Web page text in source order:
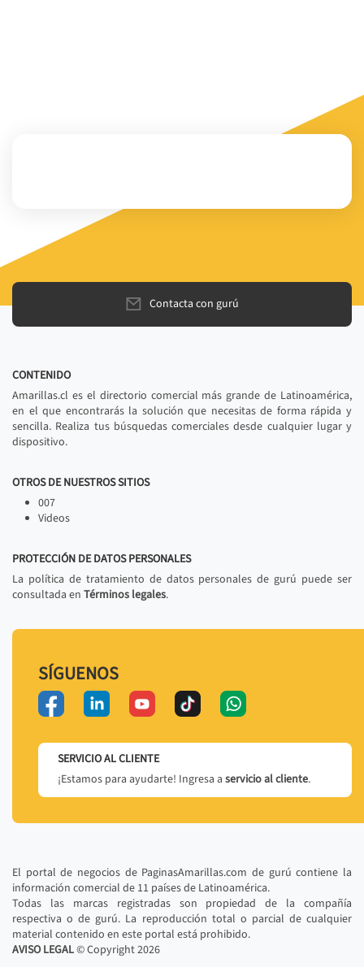
Contacta con gurú
CONTENIDO
Amarillas.cl es el directorio comercial más grande de Latinoamérica,
en el que encontrarás la solución que necesitas de forma rápida y
sencilla. Realiza tus búsquedas comerciales desde cualquier lugar y
dispositivo.
OTROS DE NUESTROS SITIOS
007
Videos
PROTECCIÓN DE DATOS PERSONALES
La política de tratamiento de datos personales de gurú puede ser
consultada en Términos legales.
SÍGUENOS
SERVICIO AL CLIENTE
¡Estamos para ayudarte! Ingresa a servicio al cliente.
El portal de negocios de PaginasAmarillas.com de gurú contiene la
información comercial de 11 países de Latinoamérica.
Todas las marcas registradas son propiedad de la compañía
respectiva o de gurú. La reproducción total o parcial de cualquier
material contenido en este portal está prohibido.
AVISO LEGAL© Copyright2026